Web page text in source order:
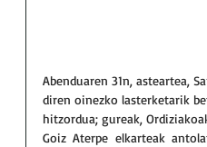
Abenduaren 31n, asteartea,
diren oinezko lasterketarik
hitzordua; gureak,
Goiz Aterpe elkarteak